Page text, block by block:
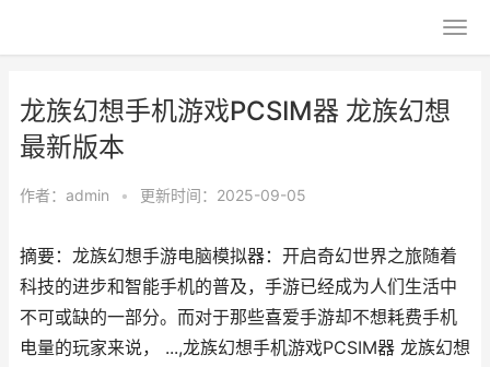
龙族幻想手机游戏PCSIM器 龙族幻想
最新版本
作者： admin • 更新时间：2025-09-05
摘要：龙族幻想手游电脑模拟器：开启奇幻世界之旅随着
科技的进步和智能手机的普及，手游已经成为人们生活中
不可或缺的一部分。而对于那些喜爱手游却不想耗费手机
电量的玩家来说， ...,龙族幻想手机游戏PCSIM器 龙族幻想